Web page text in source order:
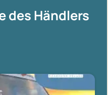
des Händlers